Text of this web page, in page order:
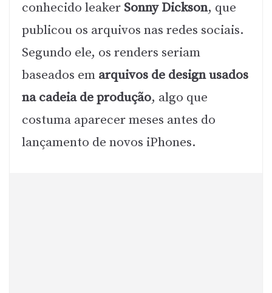
conhecido leaker Sonny Dickson, que
publicou os arquivos nas redes sociais.
Segundo ele, os renders seriam
baseados em arquivos de design usados
na cadeia de produção, algo que
costuma aparecer meses antes do
lançamento de novos iPhones.